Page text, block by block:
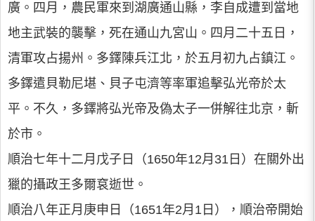
廣。四月，農民軍來到湖廣通山縣，李自成遭到當地
地主武裝的襲擊，死在通山九宮山。四月二十五日，
清軍攻占揚州。多鐸陳兵江北，於五月初九占鎮江。
多鐸遣貝勒尼堪、貝子屯濟等率軍追擊弘光帝於太
平。不久，多鐸將弘光帝及偽太子一併解往北京，斬
於市。
順治七年十二月戊子日（1650年12月31日）在關外出
獵的攝政王多爾袞逝世。
順治八年正月庚申日（1651年2月1日），順治帝開始